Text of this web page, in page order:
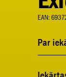
EAN:
Par